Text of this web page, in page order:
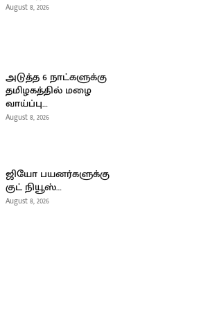
August 8, 2026
அடுத்த 6 நாட்களுக்கு
தமிழகத்தில் மழை
வாய்ப்பு…
August 8, 2026
ஜியோ பயனர்களுக்கு
குட் நியூஸ்…
August 8, 2026